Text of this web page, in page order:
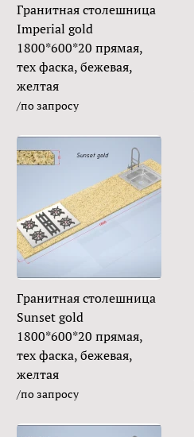
Гранитная столешница
Imperial gold
1800*600*20 прямая,
тех фаска, бежевая,
желтая
/по запросу
Гранитная столешница
Sunset gold
1800*600*20 прямая,
тех фаска, бежевая,
желтая
/по запросу